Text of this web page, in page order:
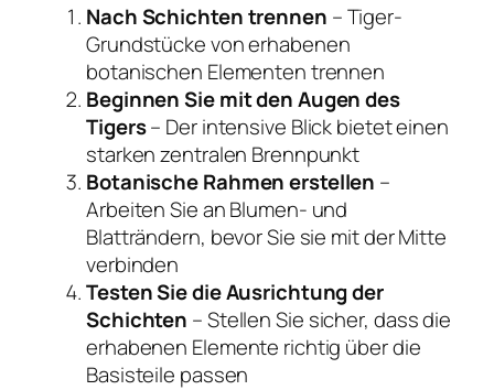
Nach Schichten trennen – Tiger-
Grundstücke von erhabenen
botanischen Elementen trennen
Beginnen Sie mit den Augen des
Tigers– Der intensive Blick bietet einen
starken zentralen Brennpunkt
Botanische Rahmen erstellen –
Arbeiten Sie an Blumen- und
Blatträndern, bevor Sie sie mit der Mitte
verbinden
Testen Sie die Ausrichtung der
Schichten – Stellen Sie sicher, dass die
erhabenen Elemente richtig über die
Basisteile passen